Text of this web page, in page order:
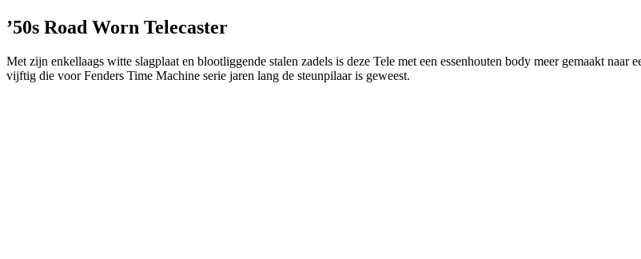
’50s Road Worn Telecaster
Met zijn enkellaags witte slagplaat en blootliggende stalen zadels is deze Tele met een essenhouten body meer gemaakt
vijftig die voor Fenders Time Machine serie jaren lang de steunpilaar is geweest.